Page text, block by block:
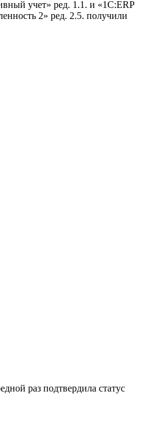
учет» ред. 1.1. и «1С:ERP
2» ред. 2.5. получили
раз подтвердила статус